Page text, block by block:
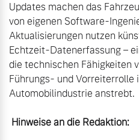
Updates machen das
von eigenen Software-
Aktualisierungen nutzen
Echtzeit-Datenerfassung –
die technischen Fähigkeiten
Führungs- und Vorreiterrolle
Automobilindustrie anstrebt.
Hinweise an die Redaktion: